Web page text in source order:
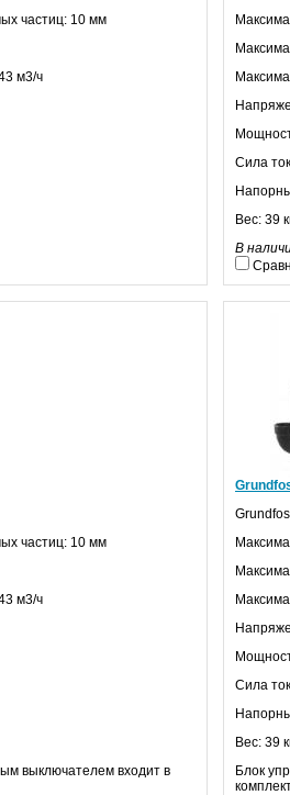
частиц: 10 мм
м3/ч
Сила
Вес: 39
В
частиц: 10 мм
м3/ч
выключателем входит в
Grundfos
Сила
Вес: 39
Блок